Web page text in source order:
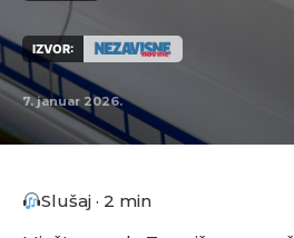
IZVOR:
7. januar 2026.
Slušaj · 2 min